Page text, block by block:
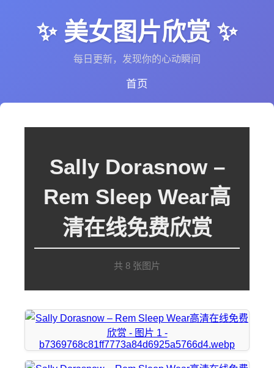
✨ 美女图片欣赏 ✨
每日更新，发现你的心动瞬间
首页
Sally Dorasnow –
Rem Sleep Wear高
清在线免费欣赏
共 8 张图片